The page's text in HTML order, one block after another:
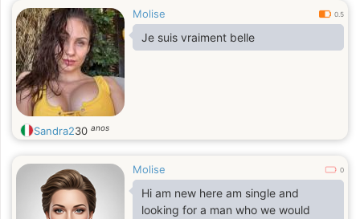
Molise 0.5
Je suis vraiment belle
Sandra230 anos
Molise 0
Hi am new here am single and
looking for a man who we would